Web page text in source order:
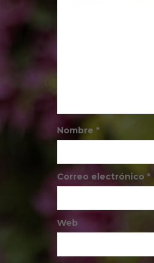
Nombre *
Correo electrónico *
Web